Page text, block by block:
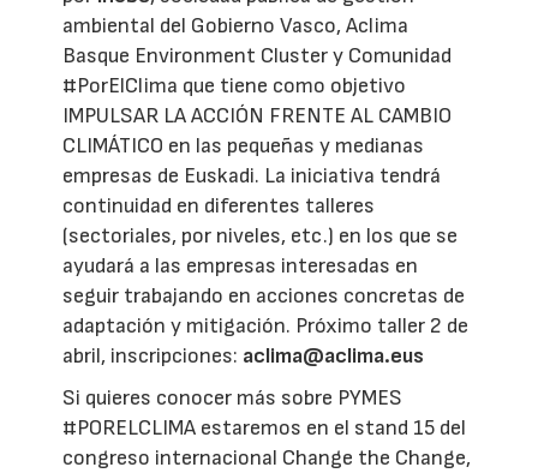
ambiental del Gobierno Vasco, Aclima
Basque Environment Cluster y Comunidad
#PorElClima que tiene como objetivo
IMPULSAR LA ACCIÓN FRENTE AL CAMBIO
CLIMÁTICO en las pequeñas y medianas
empresas de Euskadi. La iniciativa tendrá
continuidad en diferentes talleres
(sectoriales, por niveles, etc.) en los que se
ayudará a las empresas interesadas en
seguir trabajando en acciones concretas de
adaptación y mitigación. Próximo taller 2 de
abril, inscripciones: aclima@aclima.eus
Si quieres conocer más sobre PYMES
#PORELCLIMA estaremos en el stand 15 del
congreso internacional Change the Change,